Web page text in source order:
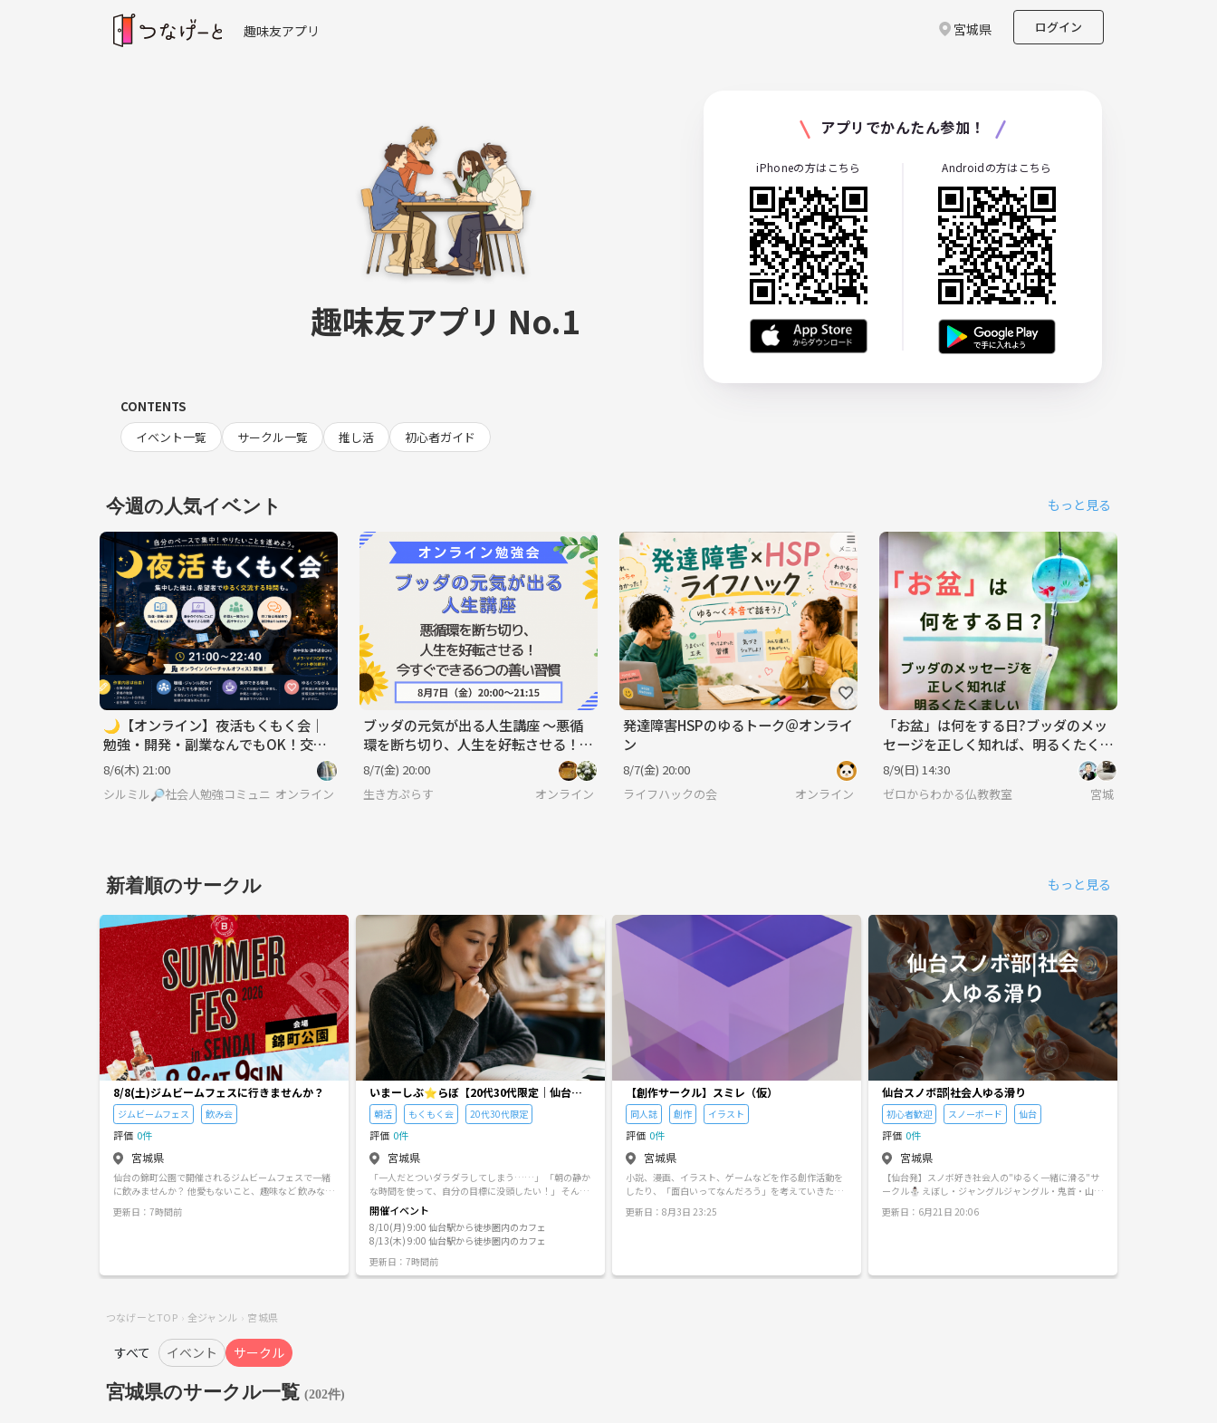
趣味友アプリ 宮城県 ログイン
趣味友アプリ No.1
アプリでかんたん参加！
iPhoneの方はこちら Androidの方はこちら
CONTENTS
イベント一覧
サークル一覧 推し活 初心者ガイド
今週の人気イベント もっと見る
🌙【オンライン】夜活もくもく会｜
勉強・開発・副業なんでもOK！交流
会あり
8/6(木) 21:00
シルミル🔎社会人勉強コミュニティオンライン
ブッダの元気が出る人生講座 ～悪循
環を断ち切り、人生を好転させる！
今すぐできる6つの善い習慣～
8/7(金) 20:00
生き方ぷらす
オンライン
発達障害HSPのゆるトーク＠オンライ
ン
8/7(金) 20:00
ライフハックの会
オンライン
「お盆」は何をする日?ブッダのメッ
セージを正しく知れば、明るくたくま
しい人生が拓けます
8/9(日) 14:30
ゼロからわかる仏教教室
宮城
新着順のサークル もっと見る
8/8(土)ジムビームフェスに行きませんか？
ジムビームフェス 飲み会
評価 0件
宮城県
仙台の錦町公園で開催されるジムビームフェスで一緒
に飲みませんか？ 他愛もないこと、趣味など 飲みなが
はなしでお願いします 男女問わず気軽にメッセージく
更新日：7時間前
いまーしぶ⭐︎らぼ【20代30代限定｜仙台・
朝活・もくもく会】
朝活 もくもく会 20代30代限定
評価 0件
宮城県
「一人だとついダラダラしてしまう……」 「朝の静か
な時間を使って、自分の目標に没頭したい！」 そんな
20代・30代のための、 黙々と作業・勉強に集中する
サークル 「いまーしぶ⭐︎らぼ」です！ 「Immersive
（没頭する・深く浸る）」という名の通り、お互いに
過度な干渉はせず、各自の課題に「いまーしぶ（没
頭）」する心地よい空間を目指しています。 💡 こんな
開催イベント
8/10(月) 9:00 仙台駅から徒歩圏内のカフェ
8/13(木) 9:00 仙台駅から徒歩圏内のカフェ
更新日：7時間前
【創作サークル】スミレ（仮）
同人誌 創作 イラスト
評価 0件
宮城県
小説、漫画、イラスト、ゲームなどを作る創作活動を
したり、「面白いってなんだろう」を考えていきたい
いったサークルだったりグループの運営を自分から始
更新日：8月3日 23:25
仙台スノボ部|社会人ゆる滑り
初心者歓迎 スノーボード 仙台
評価 0件
宮城県
【仙台発】スノボ好き社会人の"ゆるく一緒に滑る"サ
ークル⛄ えぼし・ジャングルジャングル・鬼首・山形
いけど滑るの好き」な初級〜中級の社会人が中心で
更新日：6月21日 20:06
つなげーとTOP 全ジャンル 宮城県
すべて イベント サークル
宮城県のサークル一覧 (202件)